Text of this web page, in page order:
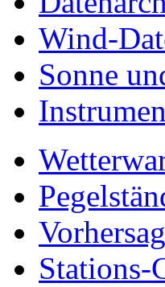
Wind-
Sonne
Stations-